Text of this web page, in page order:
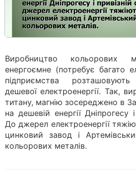
Виробництво кольорових
енергоємне (потребує багато
підприємства
дешевої електроенергії. Так,
титану, магнію зосереджено в
на дешевій енергії Дніпрогесу
До джерел електроенергії
цинковий завод і
кольорових металів.